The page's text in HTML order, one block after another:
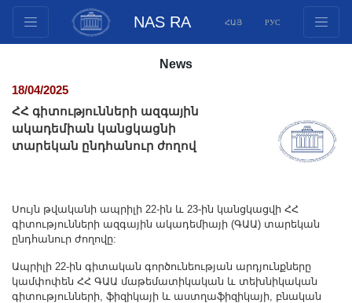
NAS RA ՀԱՅ РУС
Innovation Proposals
Publications
Competitions
International cooperation
Youth programs
Photogallery
News
18/04/2025
ՀՀ գիտությունների ազգային
ակադեմիան կանցկացնի
տարեկան ընդհանուր ժողով
Սույն թվականի ապրիլի 22-ին և 23-ին կանցկացվի ՀՀ
գիտությունների ազգային ակադեմիայի (ԳԱԱ) տարեկան
ընդհանուր ժողովը:
Ապրիլի 22-ին գիտական գործունեության արդյունքները
կամփոփեն ՀՀ ԳԱԱ մաթեմատիկական և տեխնիկական
գիտությունների, ֆիզիկայի և աստղաֆիզիկայի, բնական